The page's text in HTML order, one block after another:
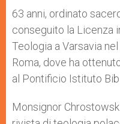
63 anni, ordinato
conseguito la Licenza
Teologia a Varsavia
Roma, dove ha
al Pontificio Istituto
Monsignor